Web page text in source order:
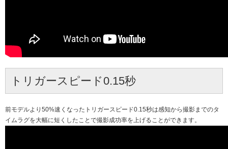
トリガースピード0.15秒
前モデルより50%速くなったトリガースピード0.15秒は感知から撮影までのタ
イムラグを大幅に短くしたことで撮影成功率を上げることができます。